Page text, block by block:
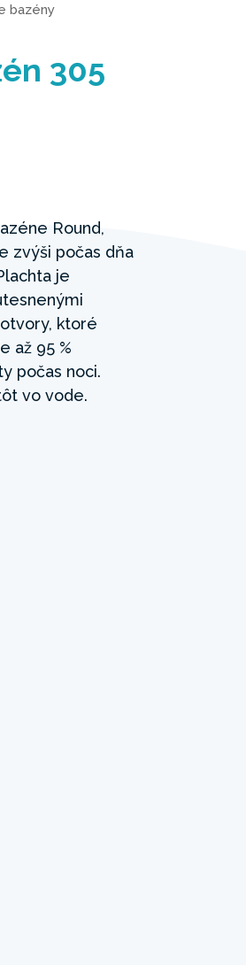
bazény
305
Round,
zvýši počas dňa
je
ktoré
až 95 %
počas noci.
vo vode.